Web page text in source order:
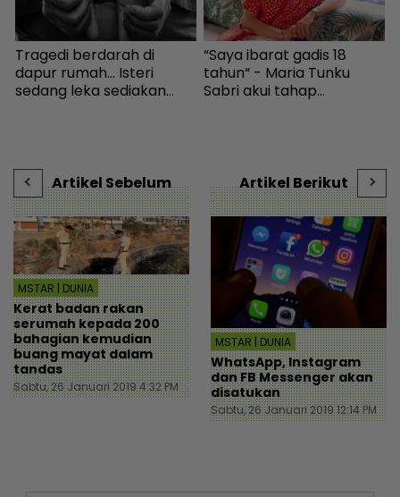
Tragedi berdarah di
dapur rumah... Isteri
sedang leka sediakan
“Saya ibarat gadis 18
tahun“ - Maria Tunku
Sabri akui tahap
Artikel Sebelum
MSTAR | DUNIA
Kerat badan rakan
serumah kepada 200
bahagian kemudian
buang mayat dalam
tandas
Sabtu, 26 Januari 2019 4:32 PM
Artikel Berikut
MSTAR | DUNIA
WhatsApp, Instagram
dan FB Messenger akan
disatukan
Sabtu, 26 Januari 2019 12:14 PM